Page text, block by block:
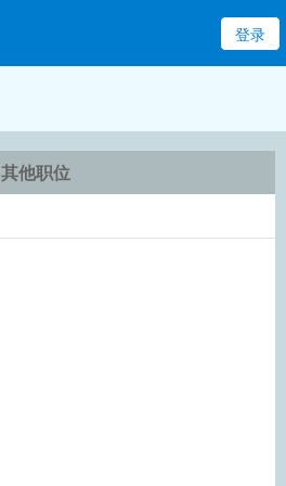
登录
其他职位